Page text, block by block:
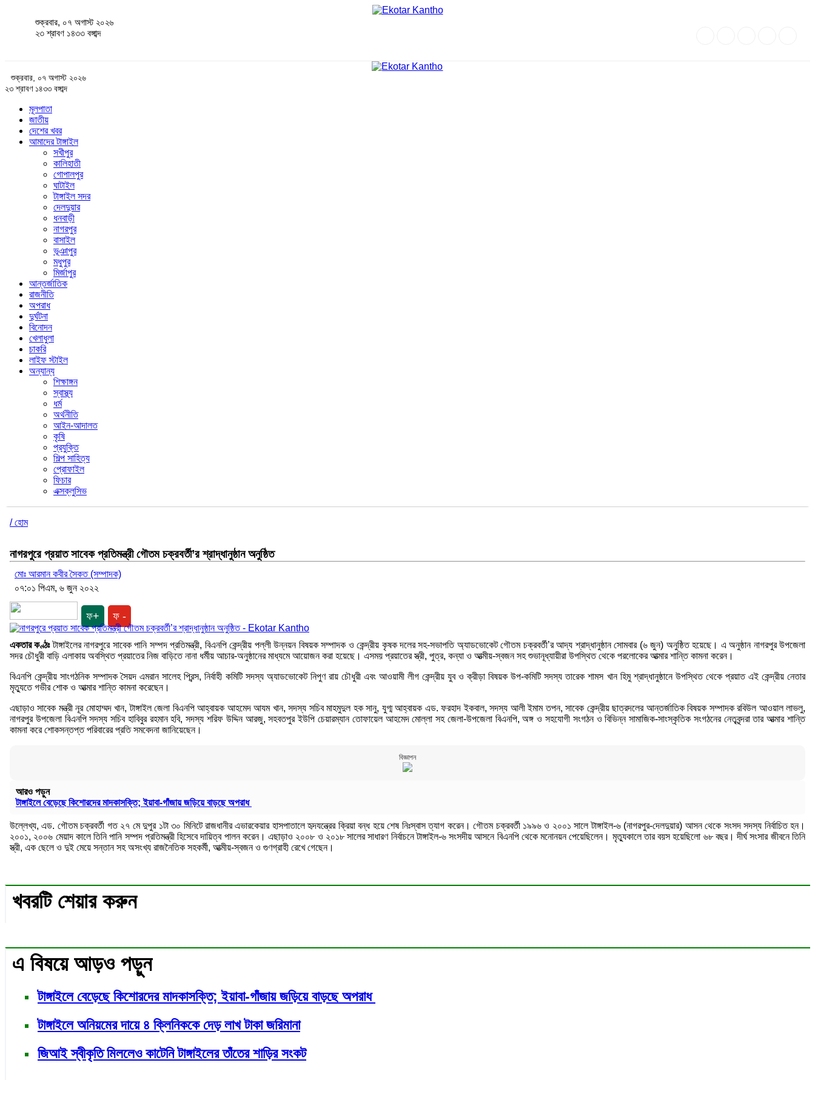
শুক্রবার, ০৭ অগাস্ট ২০২৬
২৩ শ্রাবণ ১৪৩৩ বঙ্গাব্দ
শুক্রবার, ০৭ অগাস্ট ২০২৬
২৩ শ্রাবণ ১৪৩৩ বঙ্গাব্দ
মূলপাতা
জাতীয়
দেশের খবর
আমাদের টাঙ্গাইল
সখীপুর
কালিহাতী
গোপালপুর
ঘাটাইল
টাঙ্গাইল সদর
দেলদুয়ার
ধনবাড়ী
নাগরপুর
বাসাইল
ভূঞাপুর
মধুপুর
মির্জাপুর
আন্তর্জাতিক
রাজনীতি
অপরাধ
দুর্ঘটনা
বিনোদন
খেলাধুলা
চাকরি
লাইফ স্টাইল
অন্যান্য
শিক্ষাঙ্গন
স্বাস্থ্য
ধর্ম
অর্থনীতি
আইন-আদালত
কৃষি
প্রযুক্তি
শিল্প সাহিত্য
প্রোফাইল
ফিচার
এক্সক্লুসিভ
/ হোম
নাগরপুরে প্রয়াত সাবেক প্রতিমন্ত্রী গৌতম চক্রবর্তী’র শ্রাদ্ধানুষ্ঠান অনুষ্ঠিত
মোঃ আরমান কবীর সৈকত (সম্পাদক)
০৭:০১ পিএম, ৬ জুন ২০২২
ফ+ ফ -
একতার কণ্ঠঃটাঙ্গাইলের নাগরপুরে সাবেক পানি সম্পদ প্রতিমন্ত্রী, বিএনপি কেন্দ্রীয় পল্লী উন্নয়ন বিষয়ক সম্পাদক ও কেন্দ্রীয় কৃষক দলের সহ-সভাপতি অ্যাডভোকেট গৌতম চক্রবর্তী’র আদ্য শ্রাদ্ধানুষ্ঠান সোমবার (৬ জুন) অনুষ্ঠিত হয়েছে। এ অনুষ্ঠান নাগরপুর উপজেলা
সদর চৌধুরী বাড়ি এলাকায় অবস্থিত প্রয়াতের নিজ বাড়িতে নানা ধর্মীয় আচার-অনুষ্ঠানের মাধ্যমে আয়োজন করা হয়েছে। এসময় প্রয়াতের স্ত্রী, পুত্র, কন্যা ও আত্মীয়-স্বজন সহ শুভানূধ্যায়ীরা উপস্থিত থেকে পরলোকের আত্মার শান্তি কামনা করেন।
বিএনপি কেন্দ্রীয় সাংগঠনিক সম্পাদক সৈয়দ এমরান সালেহ প্রিন্স, নির্বাহী কমিটি সদস্য অ্যাডভোকেট নিপুণ রায় চৌধুরী এবং আওয়ামী লীগ কেন্দ্রীয় যুব ও ক্রীড়া বিষয়ক উপ-কমিটি সদস্য তারেক শামস খান হিমু শ্রাদ্ধানুষ্ঠানে উপস্থিত থেকে প্রয়াত এই কেন্দ্রীয় নেতার
মৃত্যুতে গভীর শোক ও আত্মার শান্তি কামনা করেছেন।
এছাড়াও সাবেক মন্ত্রী নূর মোহাম্মদ খান, টাঙ্গাইল জেলা বিএনপি আহ্বায়ক আহমেদ আযম খান, সদস্য সচিব মাহমুদুল হক সানু, যুগ্ম আহ্বায়ক এড. ফরহাদ ইকবাল, সদস্য আলী ইমাম তপন, সাবেক কেন্দ্রীয় ছাত্রদলের আন্তর্জাতিক বিষয়ক সম্পাদক রবিউল আওয়াল লাভলু,
নাগরপুর উপজেলা বিএনপি সদস্য সচিব হাবিবুর রহমান হবি, সদস্য শরিফ উদ্দিন আরজু, সহবতপুর ইউপি চেয়ারম্যান তোফায়েল আহমেদ মোল্লা সহ জেলা-উপজেলা বিএনপি, অঙ্গ ও সহযোগী সংগঠন ও বিভিন্ন সামাজিক-সাংস্কৃতিক সংগঠনের নেতৃবৃন্দরা তার আত্মার শান্তি
কামনা করে শোকসন্তপ্ত পরিবারের প্রতি সমবেদনা জানিয়েছেন।
বিজ্ঞাপন
আরও পড়ুন
টাঙ্গাইলে বেড়েছে কিশোরদের মাদকাসক্তি; ইয়াবা-গাঁজায় জড়িয়ে বাড়ছে অপরাধ
উল্লেখ্য, এড. গৌতম চক্রবর্তী গত ২৭ মে দুপুর ১টা ৩০ মিনিটে রাজধানীর এভারকেয়ার হাসপাতালে হৃদযন্ত্রের ক্রিয়া বন্ধ হয়ে শেষ নিঃস্বাস ত্যাগ করেন। গৌতম চক্রবর্তী ১৯৯৬ ও ২০০১ সালে টাঙ্গাইল-৬ (নাগরপুর-দেলদুয়ার) আসন থেকে সংসদ সদস্য নির্বাচিত হন।
২০০১, ২০০৬ মেয়াদ কালে তিনি পানি সম্পদ প্রতিমন্ত্রী হিসেবে দায়িত্ব পালন করেন। এছাড়াও ২০০৮ ও ২০১৮ সালের সাধারণ নির্বাচনে টাঙ্গাইল-৬ সংসদীয় আসনে বিএনপি থেকে মনোনয়ন পেয়েছিলেন। মৃত্যুকালে তার বয়স হয়েছিলো ৬৮ বছর। দীর্ঘ সংসার জীবনে তিনি
স্ত্রী, এক ছেলে ও দুই মেয়ে সন্তান সহ অসংখ্য রাজনৈতিক সহকর্মী, আত্মীয়-স্বজন ও গুণগ্রাহী রেখে গেছেন।
খবরটি শেয়ার করুন
এ বিষয়ে আড়ও পড়ুন
টাঙ্গাইলে বেড়েছে কিশোরদের মাদকাসক্তি; ইয়াবা-গাঁজায় জড়িয়ে বাড়ছে অপরাধ
টাঙ্গাইলে অনিয়মের দায়ে ৪ ক্লিনিককে দেড় লাখ টাকা জরিমানা
জিআই স্বীকৃতি মিললেও কাটেনি টাঙ্গাইলের তাঁতের শাড়ির সংকট